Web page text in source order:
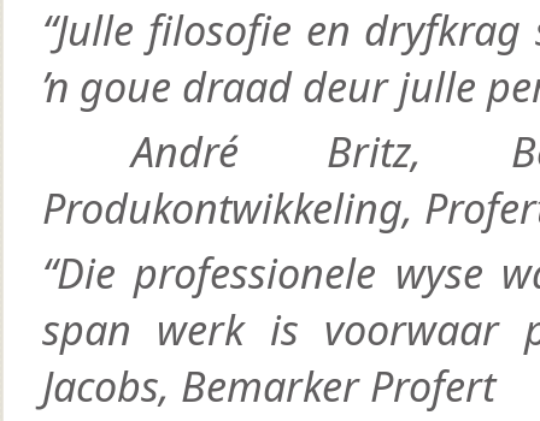
“Julle filosofie en dryfkrag
ŉ goue draad deur julle
André Britz,
Produkontwikkeling,
“Die professionele wyse
span werk is voorwaar
Jacobs, Bemarker Profert